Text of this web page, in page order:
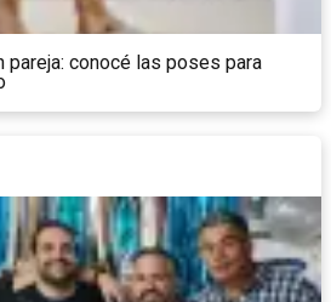
conocé las poses para